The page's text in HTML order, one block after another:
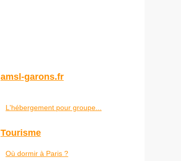
amsl-garons.fr
L'hébergement pour groupe...
Tourisme
Où dormir à Paris ?